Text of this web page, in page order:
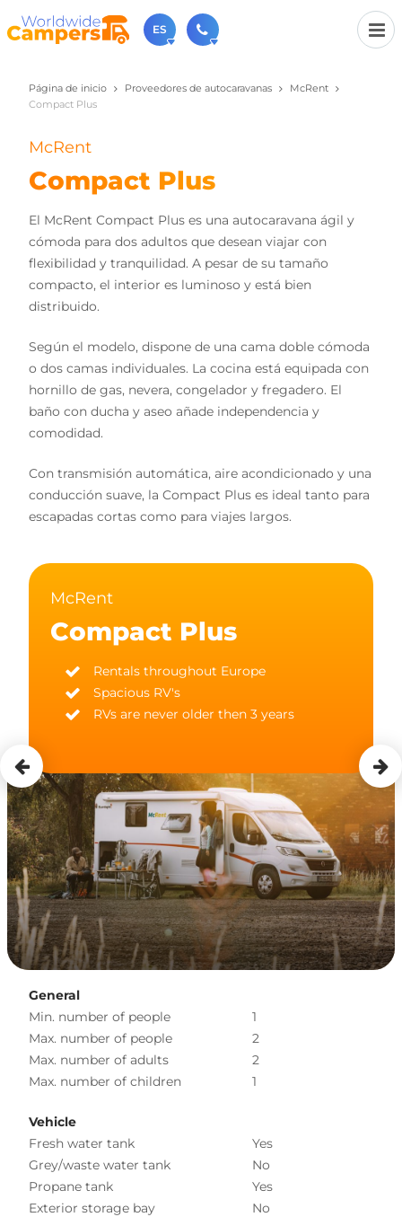
ES
+31 030-6974964
Contáctenos (de lunes a viernes de 09:00h a 17:30h).
sales@worldwidecampers.com
También puede contactarnos por email.
Página de inicio Proveedores de autocaravanas
McRent
Compact Plus
McRent
Compact Plus
El McRent Compact Plus es una autocaravana ágil y
cómoda para dos adultos que desean viajar con
flexibilidad y tranquilidad. A pesar de su tamaño
compacto, el interior es luminoso y está bien
distribuido.
Según el modelo, dispone de una cama doble cómoda
o dos camas individuales. La cocina está equipada con
hornillo de gas, nevera, congelador y fregadero. El
baño con ducha y aseo añade independencia y
comodidad.
Con transmisión automática, aire acondicionado y una
conducción suave, la Compact Plus es ideal tanto para
escapadas cortas como para viajes largos.
McRent
Compact Plus
Rentals throughout Europe
Spacious RV's
RVs are never older then 3 years
General
Min. number of people
1
Max. number of people
2
Max. number of adults
2
Max. number of children
1
Vehicle
Fresh water tank
Yes
Grey/waste water tank
No
Propane tank
Yes
Exterior storage bay
No